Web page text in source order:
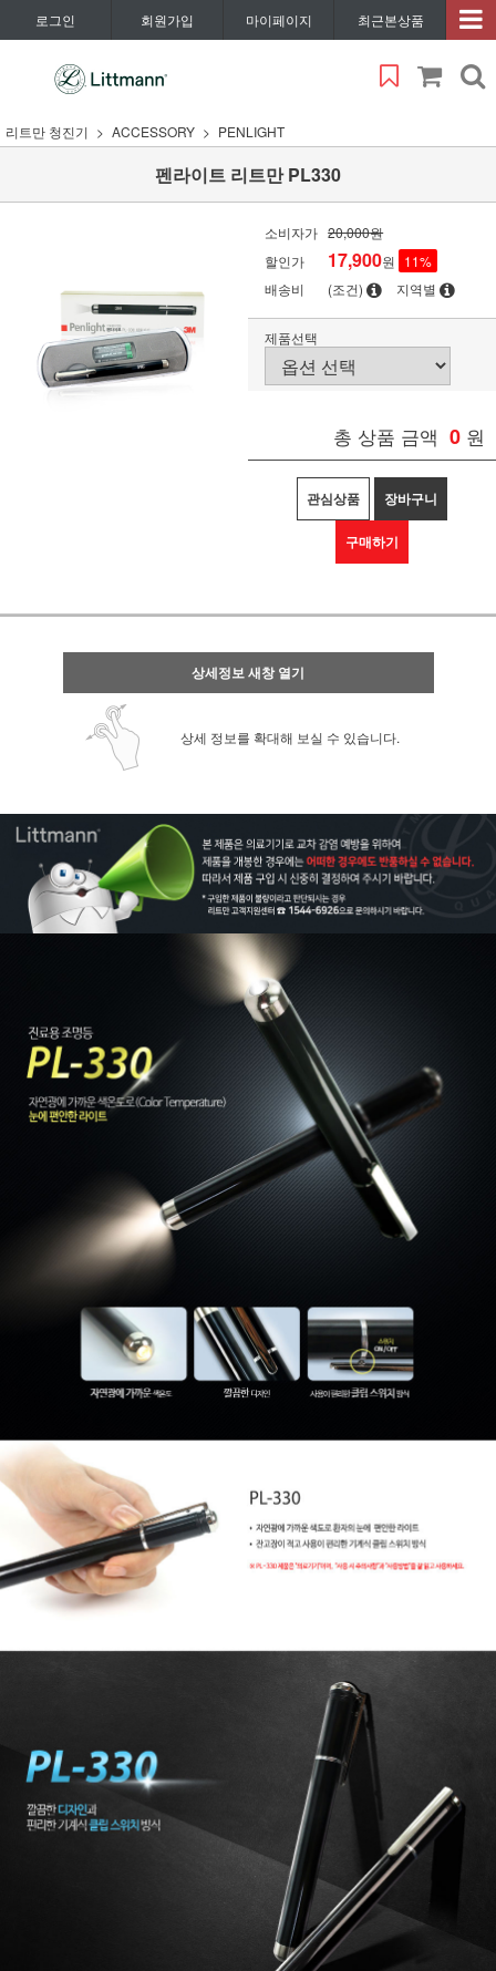
로그인 회원가입 마이페이지 최근본상품
리트만 청진기 ACCESSORY PENLIGHT
펜라이트 리트만 PL330
소비자가 20,000원
할인가
17,900원 11%
배송비
(조건) 지역별
제품선택
총 상품 금액 0 원
관심상품 장바구니
구매하기
상세정보 새창 열기
상세 정보를 확대해 보실 수 있습니다.